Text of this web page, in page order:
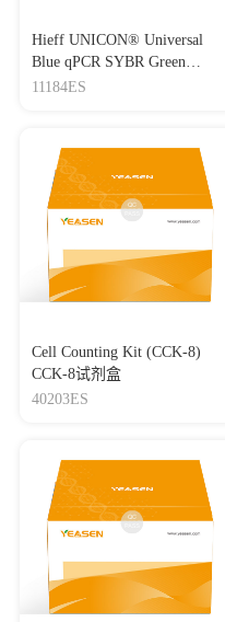
Hieff UNICON® Universal
Blue qPCR SYBR Green
Master Mix
11184ES
Cell Counting Kit (CCK-8)
CCK-8试剂盒
40203ES